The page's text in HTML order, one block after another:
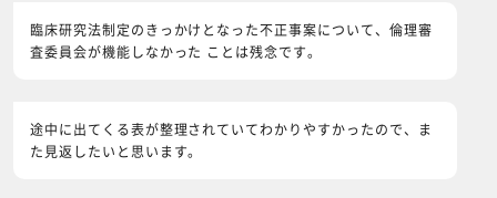
臨床研究法制定のきっかけとなった不正事案について、倫理審
査委員会が機能しなかった ことは残念です。
途中に出てくる表が整理されていてわかりやすかったので、ま
た見返したいと思います。